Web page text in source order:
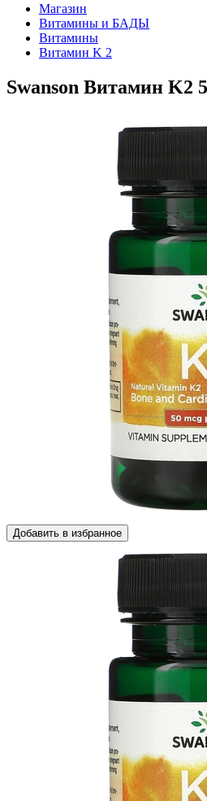
Магазин
Витамины и БАДЫ
Витамины
Витамин K 2
Swanson Витамин K2
Добавить в избранное